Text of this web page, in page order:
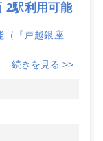
2駅利用可能
『戸越銀座
続きを見る >>